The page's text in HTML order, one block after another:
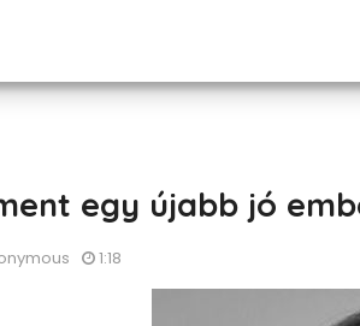
egy újabb jó
1:18